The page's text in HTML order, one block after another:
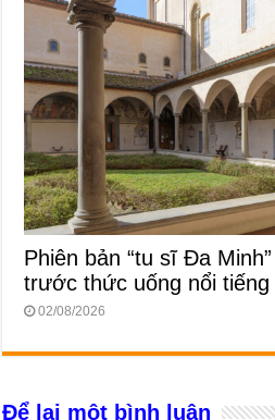
Phiên bản “tu sĩ Đa
trước thức uống nổi tiếng
02/08/2026
Để lại một bình luận